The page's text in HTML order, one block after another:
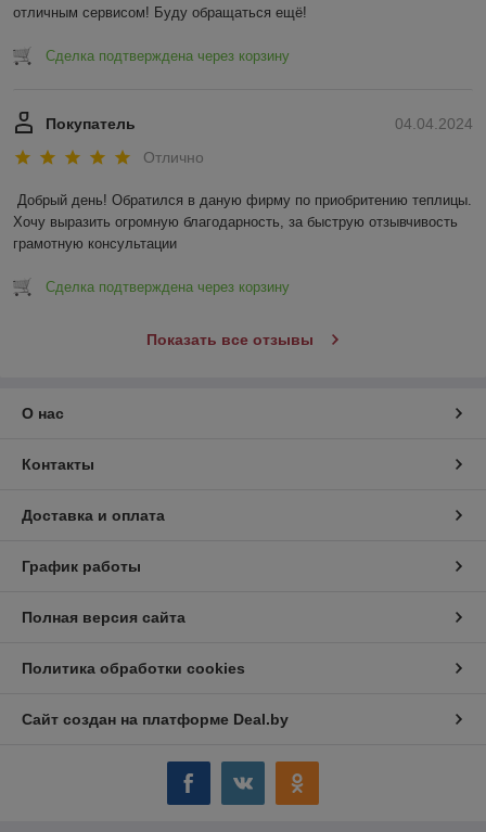
отличным сервисом! Буду обращаться ещё!
Сделка подтверждена через корзину
04.04.2024
Покупатель
Отлично
Добрый день! Обратился в даную фирму по приобритению теплицы.
Хочу выразить огромную благодарность, за быструю отзывчивость
грамотную консультации
Сделка подтверждена через корзину
Показать все отзывы
О нас
Контакты
Доставка и оплата
График работы
Полная версия сайта
Политика обработки cookies
Сайт создан на платформе Deal.by